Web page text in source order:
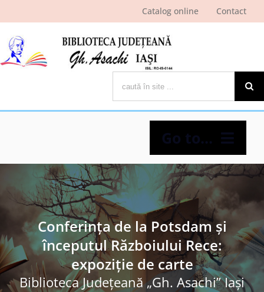
Catalog online Contact
Go to...
Despre bibliotecă
Pagina cititorului
Ştiri şi evenimente
Programe şi proiecte
Conferința de la Potsdam și
începutul Războiului Rece:
expoziție de carte
Biblioteca Judeţeană „Gh. Asachi” Iaşi